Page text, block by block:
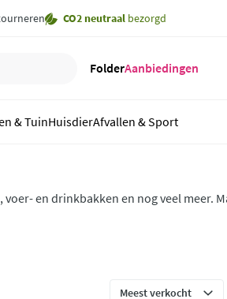
CO2 neutraal bezorgd
FolderAanbiedingen
& TuinHuisdierAfvallen & Sport
voer- en drinkbakken en nog veel meer.